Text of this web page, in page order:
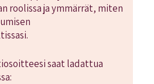
roolissa ja ymmärrät, miten
saat ladattua